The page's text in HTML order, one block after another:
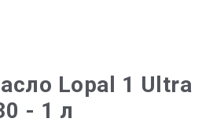
Lopal 1 Ultra
- 1 л